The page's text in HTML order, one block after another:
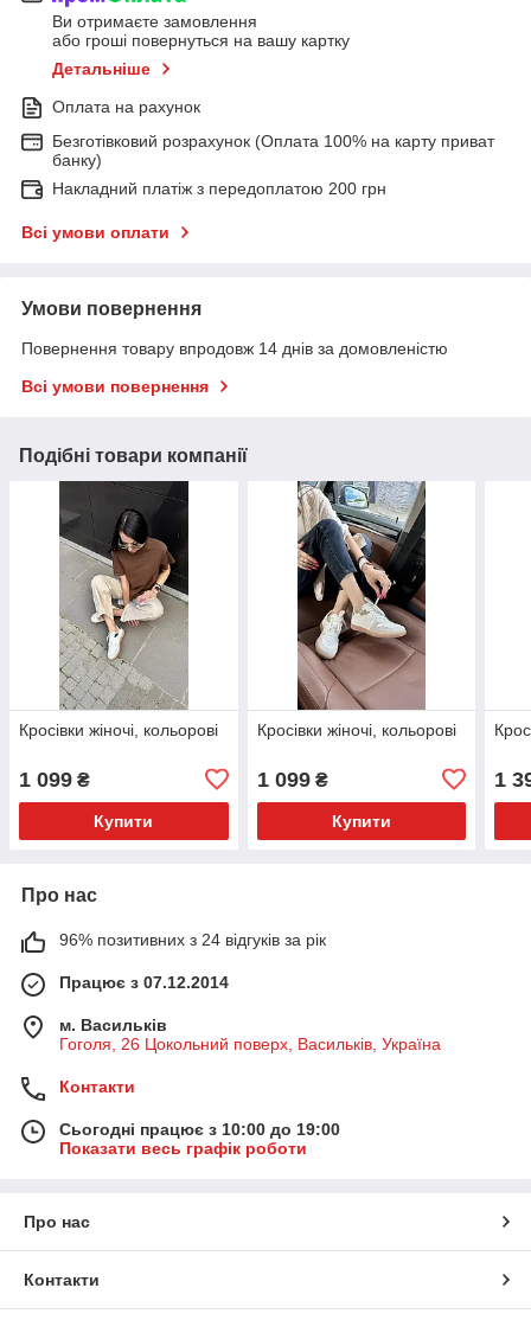
Ви отримаєте замовлення
або гроші повернуться на вашу картку
Детальніше
Оплата на рахунок
Безготівковий розрахунок (Оплата 100% на карту приват
банку)
Накладний платіж з передоплатою 200 грн
Всі умови оплати
Умови повернення
Повернення товару впродовж 14 днів за домовленістю
Всі умови повернення
Подібні товари компанії
Кросівки жіночі, кольорові
1 099 ₴
Купити
Кросівки жіночі, кольорові
1 099₴
Купити
1
Про нас
96% позитивних з 24 відгуків за рік
Працює з 07.12.2014
м. Васильків
Гоголя, 26 Цокольний поверх, Васильків, Україна
Контакти
Сьогодні працює з 10:00 до 19:00
Показати весь графік роботи
Про нас
Контакти